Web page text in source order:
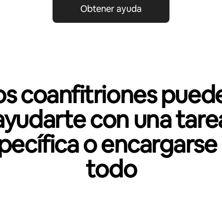
Obtener ayuda
coanfitriones
con una
o
todo